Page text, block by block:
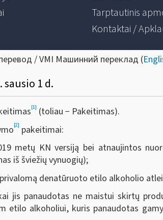
Tarptautinis
Kontaktai /
/ VMI Машинний переклад (
1 d.
[1] (toliau − Pakeitimas).
[2] pakeitimai:
metų KN versiją bei atnaujintos
iš šviežių vynuogių);
denatūruoto etilo alkoholio
jis panaudotas ne maistui skirtų
alkoholiui, kuris panaudotas